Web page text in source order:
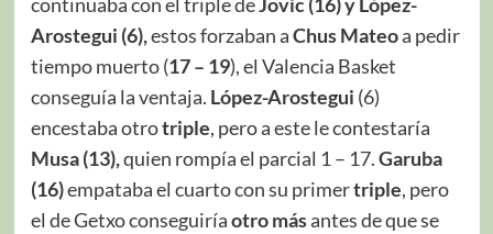
Arostegui (6),estos forzaban aChus Mateoa pedir
tiempo muerto (17 – 19), el Valencia Basket
conseguía la ventaja. López-Arostegui (6)
encestaba otrotriple, pero a este le contestaría
Musa (13),quien rompía el parcial 1 – 17.Garuba
(16)empataba el cuarto con su primertriple, pero
el de Getxo conseguiríaotro másantes de que se